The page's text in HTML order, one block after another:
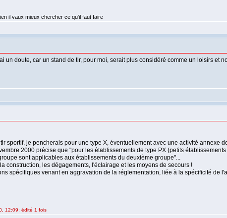
il vaux mieux chercher ce qu'il faut faire
un doute, car un stand de tir, pour moi, serait plus considéré comme un loisirs et
sportif, je pencherais pour une type X, éventuellement avec une activité annexe
2000 précise que "pour les établissements de type PX (petits
sont applicables aux établissements du deuxième groupe"...
construction, les dégagements, l'éclairage et les moyens de secours !
spécifiques venant en aggravation de la réglementation, liée à la spécificité de
12:09; édité 1 fois